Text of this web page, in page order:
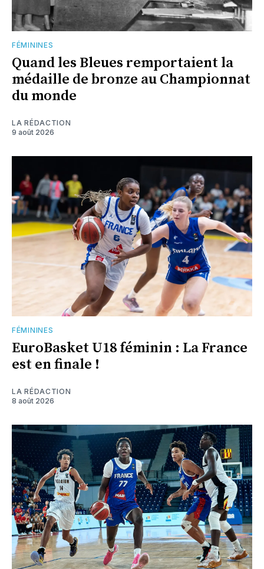
FÉMININES
Quand les Bleues remportaient la
médaille de bronze au Championnat
du monde
LA RÉDACTION
9 août 2026
FÉMININES
EuroBasket U18 féminin : La France
est en finale !
LA RÉDACTION
8 août 2026